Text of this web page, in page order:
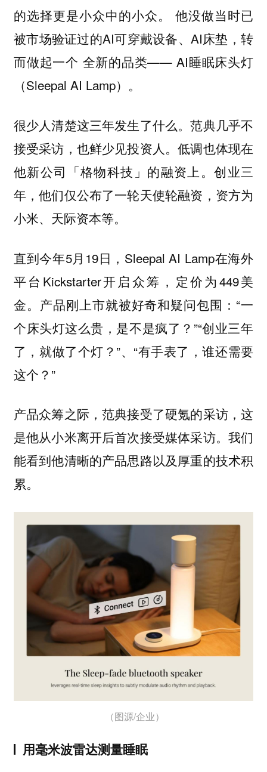
的选择更是小众中的小众。 他没做当时已
被市场验证过的AI可穿戴设备、AI床垫，转
而做起一个 全新的品类—— AI睡眠床头灯
（Sleepal AI Lamp）。
很少人清楚这三年发生了什么。范典几乎不
接受采访，也鲜少见投资人。低调也体现在
他新公司「格物科技」的融资上。创业三
年，他们仅公布了一轮天使轮融资，资方为
小米、天际资本等。
直到今年5月19日，Sleepal AI Lamp在海外
平台Kickstarter开启众筹，定价为449美
金。产品刚上市就被好奇和疑问包围：“一
个床头灯这么贵，是不是疯了？”“创业三年
了，就做了个灯？”、“有手表了，谁还需要
这个？”
产品众筹之际，范典接受了硬氪的采访，这
是他从小米离开后首次接受媒体采访。我们
能看到他清晰的产品思路以及厚重的技术积
累。
（图源/企业）
用毫米波雷达测量睡眠